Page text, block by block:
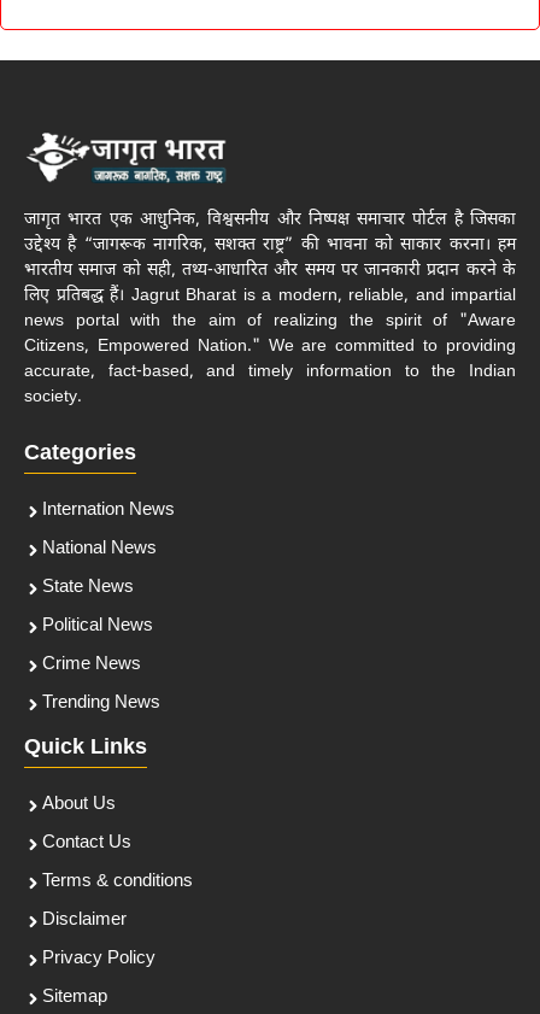
जागृत भारत एक आधुनिक, विश्वसनीय और निष्पक्ष समाचार पोर्टल है जिसका
उद्देश्य है “जागरूक नागरिक, सशक्त राष्ट्र” की भावना को साकार करना। हम
भारतीय समाज को सही, तथ्य-आधारित और समय पर जानकारी प्रदान करने के
लिए प्रतिबद्ध हैं। Jagrut Bharat is a modern, reliable, and impartial
news portal with the aim of realizing the spirit of "Aware
Citizens, Empowered Nation." We are committed to providing
accurate, fact-based, and timely information to the Indian
society.
Categories
Internation News
National News
State News
Political News
Crime News
Trending News
Quick Links
About Us
Contact Us
Terms & conditions
Disclaimer
Privacy Policy
Sitemap